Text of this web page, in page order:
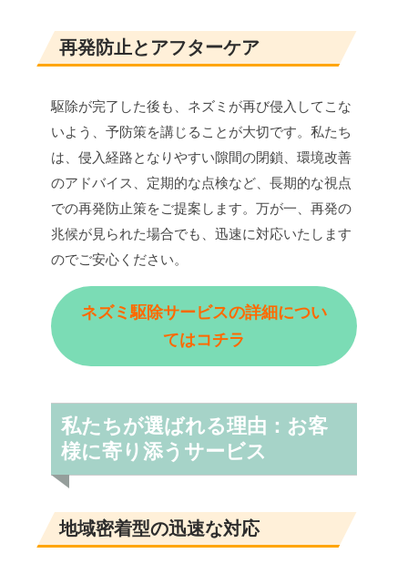
再発防止とアフターケア
駆除が完了した後も、ネズミが再び侵入してこな
いよう、予防策を講じることが大切です。私たち
は、侵入経路となりやすい隙間の閉鎖、環境改善
のアドバイス、定期的な点検など、長期的な視点
での再発防止策をご提案します。万が一、再発の
兆候が見られた場合でも、迅速に対応いたします
のでご安心ください。
ネズミ駆除サービスの詳細につい
てはコチラ
私たちが選ばれる理由：お客
様に寄り添うサービス
地域密着型の迅速な対応